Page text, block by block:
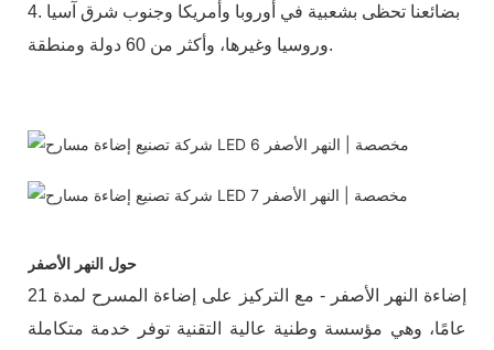
4. بضائعنا تحظى بشعبية في أوروبا وأمريكا وجنوب شرق آسيا
وروسيا وغيرها، وأكثر من 60 دولة ومنطقة.
حول النهر الأصفر
إضاءة النهر الأصفر - مع التركيز على إضاءة المسرح لمدة 21
عامًا، وهي مؤسسة وطنية عالية التقنية توفر خدمة متكاملة